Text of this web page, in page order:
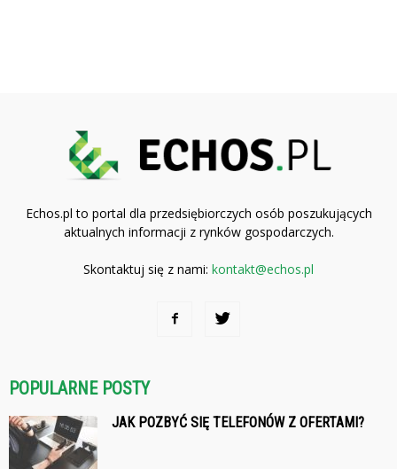
Echos.pl to portal dla przedsiębiorczych osób poszukujących
aktualnych informacji z rynków gospodarczych.
Skontaktuj się z nami: kontakt@echos.pl
POPULARNE POSTY
JAK POZBYĆ SIĘ TELEFONÓW Z OFERTAMI?